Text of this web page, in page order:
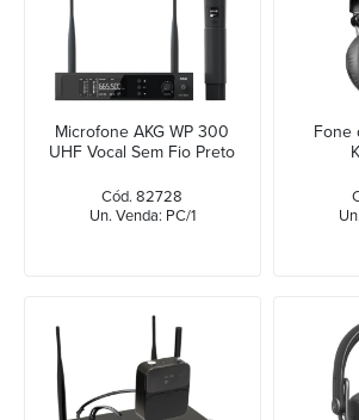
Microfone AKG WP 300
UHF Vocal Sem Fio Preto
Cód. 82728
Un. Venda: PC/1
Fone